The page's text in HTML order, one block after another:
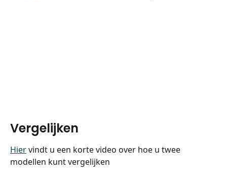
Vergelijken
Hier vindt u een korte video over hoe u twee
modellen kunt vergelijken